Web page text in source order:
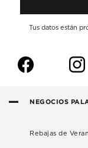
Tus datos están
f i
NEGOCIOS
Rebajas de